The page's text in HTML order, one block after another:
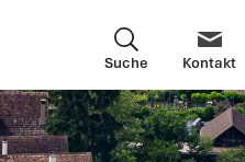
Suche Kontakt